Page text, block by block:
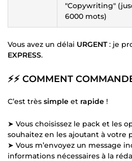
"Copywriting"
6000 mots)
Vous avez un délai URGENT: je
EXPRESS.
⚡⚡ COMMENT
C’est très simple et rapide !
➤ Vous choisissez le pack et les
souhaitez en les ajoutant à votre
➤ Vous m’envoyez un message
informations nécessaires à la